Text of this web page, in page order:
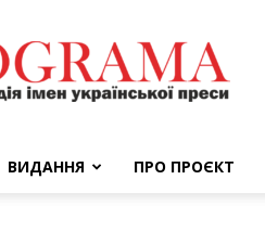
BIOGRAMA
ВИДАННЯ ПРО ПРОЄКТ